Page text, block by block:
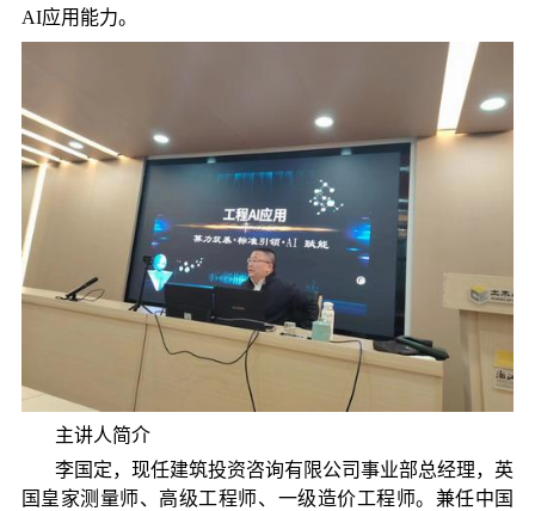
AI应用能力。
主讲人简介
李国定，现任建筑投资咨询有限公司事业部总经理，英
国皇家测量师、高级工程师、一级造价工程师。兼任中国